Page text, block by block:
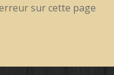
sur cette page